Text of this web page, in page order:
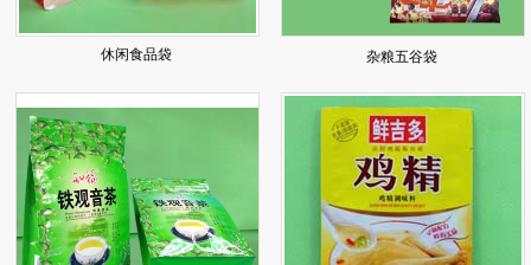
休闲食品袋 杂粮五谷袋